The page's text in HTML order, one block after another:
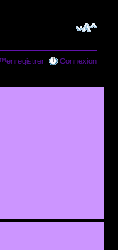
Connexion